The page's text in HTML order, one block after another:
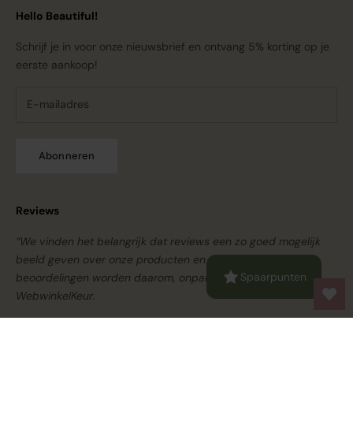
Hello Beautiful!
Schrijf je in voor onze nieuwsbrief en ontvang 5% korting op je
eerste aankoop!
Abonneren
Reviews
“We vinden het belangrijk dat reviews een zo goed mogelijk
beeld geven over onze producten en service. Onze
beoordelingen worden daarom, onpartijdig, beheerd door
WebwinkelKeur.
Spaarpunten